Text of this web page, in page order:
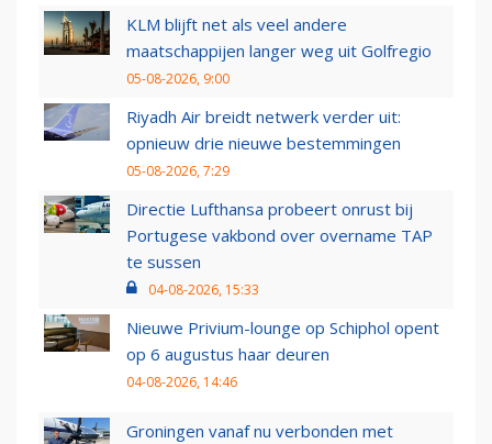
KLM blijft net als veel andere
maatschappijen langer weg uit Golfregio
05-08-2026, 9:00
Riyadh Air breidt netwerk verder uit:
opnieuw drie nieuwe bestemmingen
05-08-2026, 7:29
Directie Lufthansa probeert onrust bij
Portugese vakbond over overname TAP
te sussen
04-08-2026, 15:33
Nieuwe Privium-lounge op Schiphol opent
op 6 augustus haar deuren
04-08-2026, 14:46
Groningen vanaf nu verbonden met